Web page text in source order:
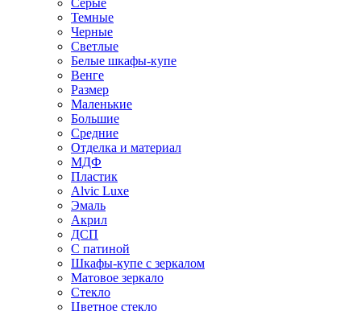
Серые
Темные
Черные
Светлые
Белые шкафы-купе
Венге
Размер
Маленькие
Большие
Средние
Отделка и материал
МДФ
Пластик
Alvic Luxe
Эмаль
Акрил
ДСП
С патиной
Шкафы-купе с зеркалом
Матовое зеркало
Стекло
Цветное стекло